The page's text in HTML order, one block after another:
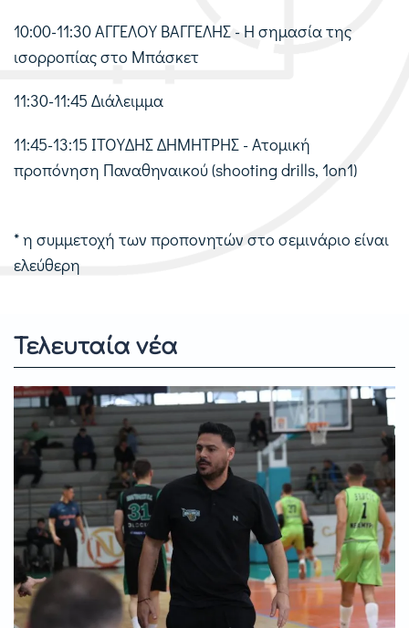
10:00-11:30 ΑΓΓΕΛΟΥ ΒΑΓΓΕΛΗΣ - Η σημασία της
ισορροπίας στο Μπάσκετ
11:30-11:45 Διάλειμμα
11:45-13:15 ΙΤΟΥΔΗΣ ΔΗΜΗΤΡΗΣ - Ατομική
προπόνηση Παναθηναικού (shooting drills, 1on1)
* η συμμετοχή των προπονητών στο σεμινάριο είναι
ελεύθερη
Τελευταία νέα